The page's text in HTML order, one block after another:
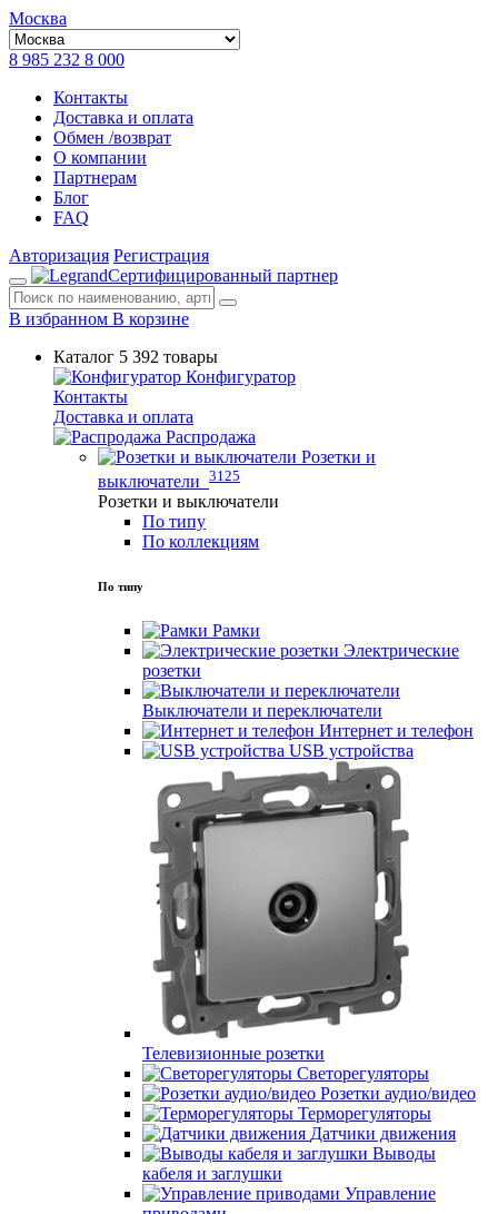
Москва
8 985 232 8 000
Контакты
Доставка и оплата
Обмен /возврат
О компании
Партнерам
Блог
FAQ
Авторизация Регистрация
Сертифицированный партнер
В избранном В корзине
Каталог 5 392 товары
Конфигуратор
Контакты
Доставка и оплата
Распродажа
Розетки и
выключатели 3125
Розетки и выключатели
По типу
По коллекциям
По типу
Рамки
Электрические
розетки
Выключатели и переключатели
Интернет и телефон
USB устройства
Телевизионные розетки
Светорегуляторы
Розетки аудио/видео
Терморегуляторы
Датчики движения
Выводы
кабеля и заглушки
Управление